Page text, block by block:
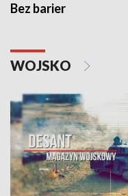
Bez barier
WOJSKO